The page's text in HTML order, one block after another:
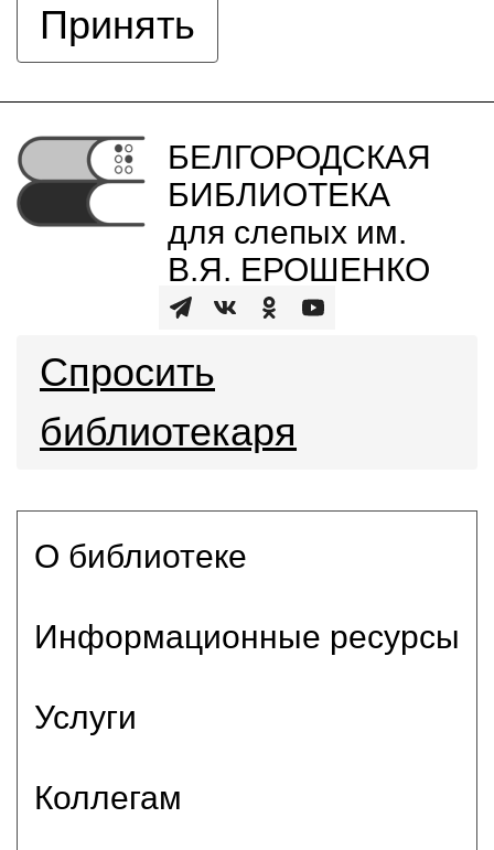
Принять
БЕЛГОРОДСКАЯ
БИБЛИОТЕКА
для слепых им.
В.Я. ЕРОШЕНКО
Спросить
библиотекаря
О библиотеке
Информационные ресурсы
Услуги
Коллегам